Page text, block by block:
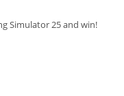
Simulator 25 and win!